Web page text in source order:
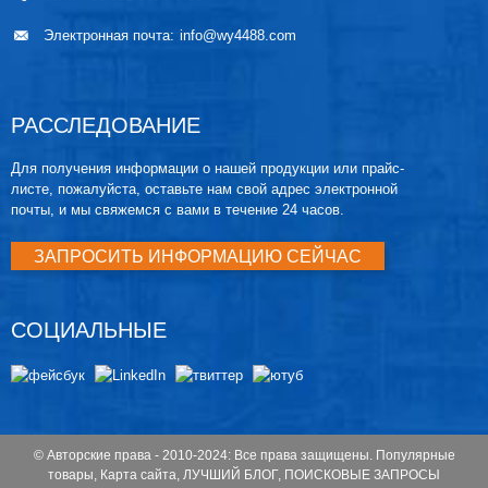
Электронная почта: info@wy4488.com
РАССЛЕДОВАНИЕ
Для получения информации о нашей продукции или прайс-
листе, пожалуйста, оставьте нам свой адрес электронной
почты, и мы свяжемся с вами в течение 24 часов.
ЗАПРОСИТЬ ИНФОРМАЦИЮ СЕЙЧАС
СОЦИАЛЬНЫЕ
© Авторские права - 2010-2024: Все права защищены. Популярные
товары, Карта сайта, ЛУЧШИЙ БЛОГ, ПОИСКОВЫЕ ЗАПРОСЫ